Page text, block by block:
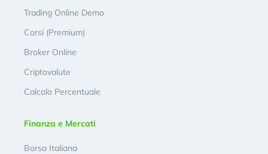
Trading Online Demo
Corsi (Premium)
Broker Online
Criptovalute
Calcolo Percentuale
Finanza e Mercati
Borsa Italiana